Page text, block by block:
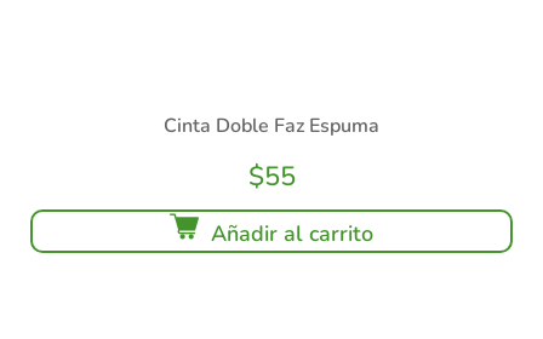
Cinta Doble Faz Espuma
$55
Añadir al carrito